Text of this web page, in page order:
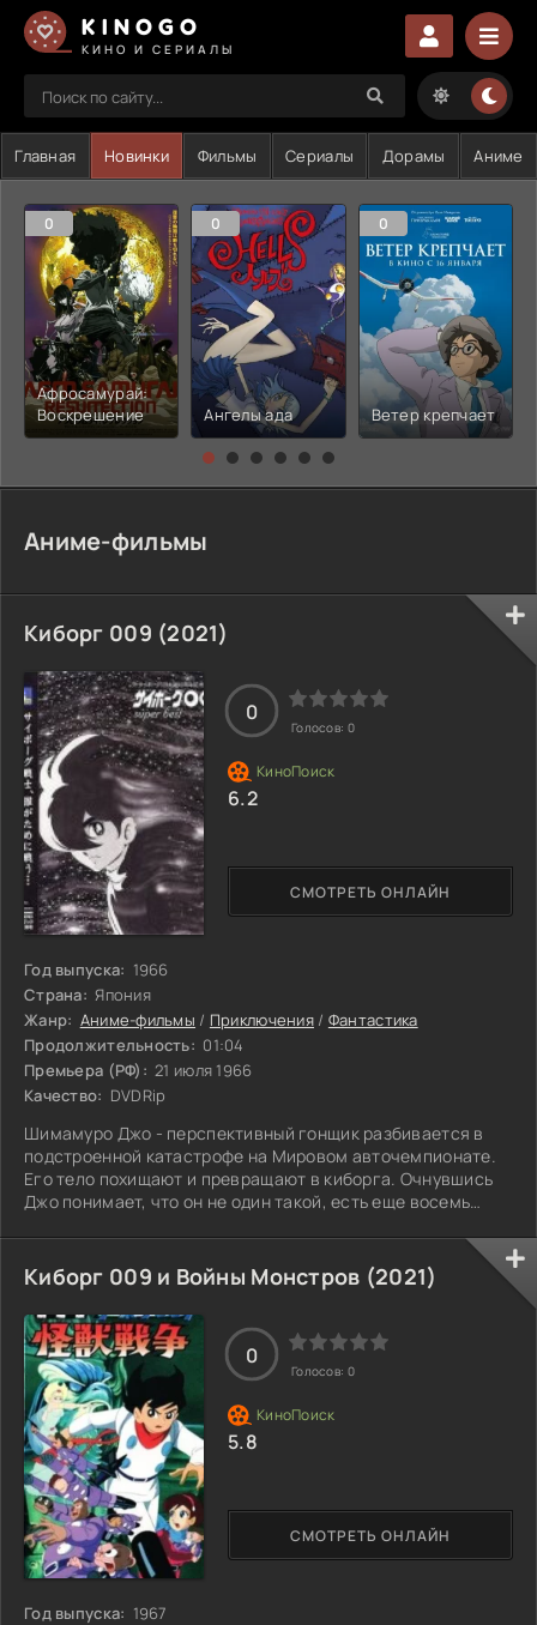
KINOGO
КИНО И СЕРИАЛЫ
Главная Новинки Фильмы Сериалы Дорамы Аниме
0
Афросамурай:
Воскрешение
0
Ангелы ада
0
Ветер крепчает
Аниме-фильмы
Киборг 009 (2021)
Год выпуска: 1966
Страна: Япония
Жанр: Аниме-фильмы / Приключения / Фантастика
Продолжительность: 01:04
Премьера (РФ): 21 июля 1966
Качество: DVDRip
Шимамуро Джо - перспективный гонщик разбивается в
подстроенной катастрофе на Мировом авточемпионате.
Его тело похищают и превращают в киборга. Очнувшись
Джо понимает, что он не один такой, есть еще восемь
СМОТРЕТЬ ОНЛАЙН
0
Голосов: 0
6.2
Киборг 009 и Войны Монстров (2021)
Год выпуска: 1967
СМОТРЕТЬ ОНЛАЙН
0
Голосов: 0
5.8